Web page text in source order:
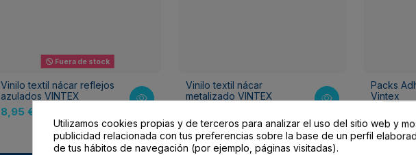
Fuera de stock
Vinilo textil nácar reflejos
azulados VINTEX
8,95 €
Vinilo textil nácar
metalizado VINTEX
Packs
Vintex
Utilizamos cookies propias y de terceros para analizar el uso del sitio web y
publicidad relacionada con tus preferencias sobre la base de un perfil
de tus hábitos de navegación (por ejemplo, páginas visitadas).